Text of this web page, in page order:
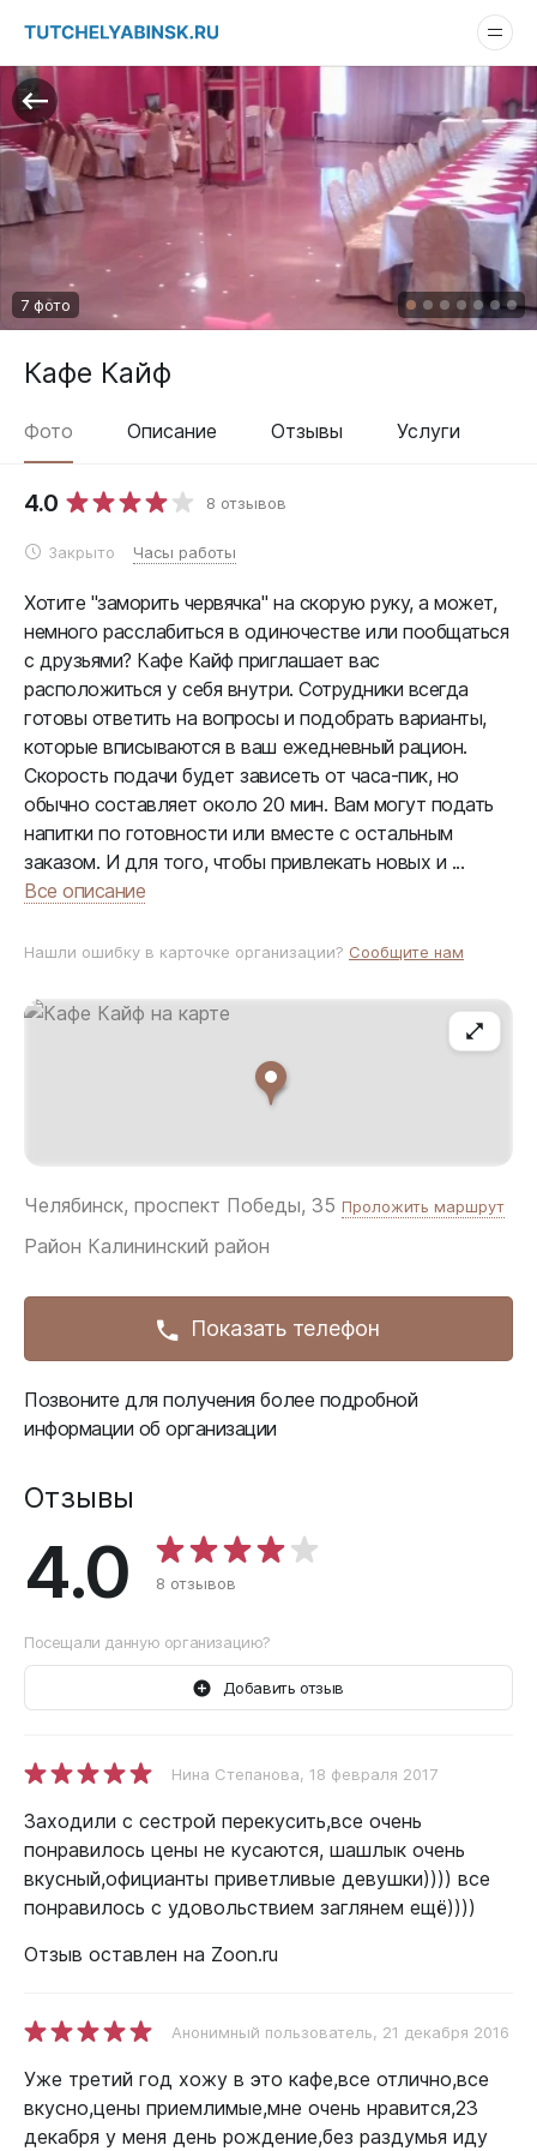
Челябинск, проспект Победы, 35 Проложить маршрут
Район Калининский район
Показать телефон
Позвоните для получения более подробной
информации об организации
Кафе Кайф
Фото Описание Отзывы Услуги
4.0 8 отзывов
Часы работы
Закрыто
7 фото
Хотите "заморить червячка" на скорую руку, а может,
немного расслабиться в одиночестве или пообщаться
с друзьями? Кафе Кайф приглашает вас
расположиться у себя внутри. Сотрудники всегда
готовы ответить на вопросы и подобрать варианты,
которые вписываются в ваш ежедневный рацион.
Скорость подачи будет зависеть от часа-пик, но
обычно составляет около 20 мин. Вам могут подать
напитки по готовности или вместе с остальным
заказом. И для того, чтобы привлекать новых и ...
Все описание
Нашли ошибку в карточке организации? Сообщите нам
Отзывы
4.0 8 отзывов
Посещали данную организацию?
Добавить отзыв
Нина Степанова, 18 февраля 2017
Заходили с сестрой перекусить,все очень
понравилось цены не кусаются, шашлык очень
вкусный,официанты приветливые девушки)))) все
понравилось с удовольствием заглянем ещё))))
Отзыв оставлен на Zoon.ru
Анонимный пользователь, 21 декабря 2016
Уже третий год хожу в это кафе,все отлично,все
вкусно,цены приемлимые,мне очень нравится,23
декабря у меня день рождение,без раздумья иду